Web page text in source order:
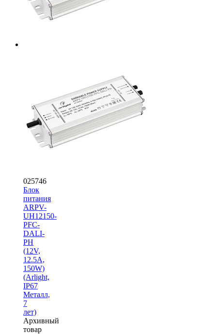
025746
Блок
питания
ARPV-
UH12150-
PFC-
DALI-
PH
(12V,
12.5A,
150W)
(Arlight,
IP67
Металл,
7
лет)
Архивный
товар